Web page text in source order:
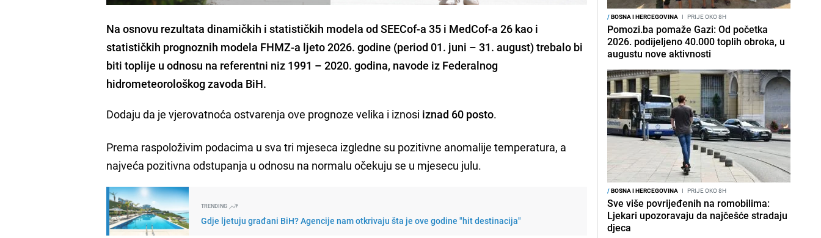
Na osnovu rezultata dinamičkih i statističkih modela od SEECof-a 35 i MedCof-a 26 kao i
statističkih prognoznih modela FHMZ-a ljeto 2026. godine (period 01. juni – 31. august) trebalo bi
biti toplije u odnosu na referentni niz 1991 – 2020. godina, navode iz Federalnog
hidrometeorološkog zavoda BiH.
Dodaju da je vjerovatnoća ostvarenja ove prognoze velika i iznosi iznad 60 posto.
Prema raspoloživim podacima u sva tri mjeseca izgledne su pozitivne anomalije temperatura, a
najveća pozitivna odstupanja u odnosu na normalu očekuju se u mjesecu julu.
TRENDING
Gdje ljetuju građani BiH? Agencije nam otkrivaju šta je ove godine "hit destinacija"
/BOSNA I HERCEGOVINA I PRIJE OKO 8H
Pomozi.ba pomaže Gazi: Od početka
2026. podijeljeno 40.000 toplih obroka, u
augustu nove aktivnosti
/BOSNA I HERCEGOVINA I PRIJE OKO 8H
Sve više povrijeđenih na romobilima:
Ljekari upozoravaju da najčešće stradaju
djeca